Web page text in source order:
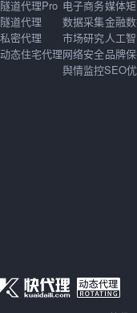
隧道代理Pro
隧道代理
私密代理
动态住宅代理
电子商务
数据采集
市场研究
网络安全
舆情监控
媒体
金融
人工
品牌
SEO